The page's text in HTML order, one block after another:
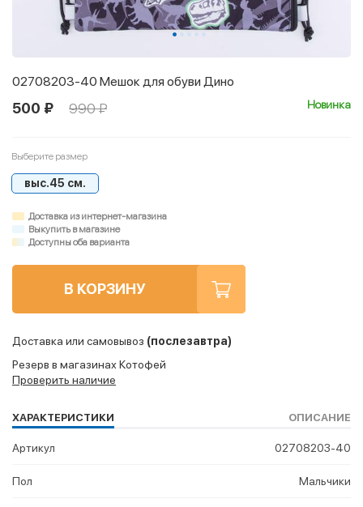
02708203-40 Мешок для обуви Дино
500 ₽ 990 ₽ Новинка
Выберите размер
выс.45 см.
Доставка из интернет-магазина
Выкупить в магазине
Доступны оба варианта
В КОРЗИНУ
Доставка или самовывоз (послезавтра)
Резерв в магазинах Котофей
Проверить наличие
ХАРАКТЕРИСТИКИ ОПИСАНИЕ
Артикул 02708203-40
Пол Мальчики